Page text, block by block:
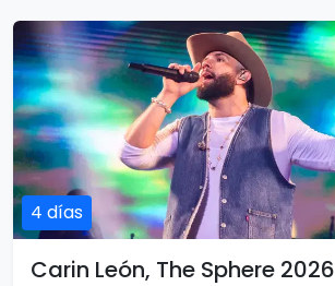
4 días
Carin León, The Sphere 2026